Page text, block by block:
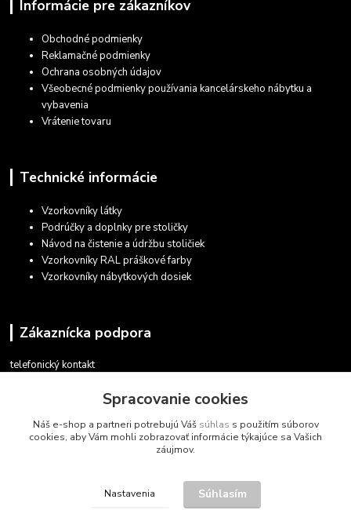
Informácie pre zákazníkov
Obchodné podmienky
Reklamačné podmienky
Ochrana osobných údajov
Všeobecné podmienky používania kancelárskeho nábytku a
vybavenia
Vrátenie tovaru
Technické informácie
Vzorkovníky látky
Podrúčky a doplnky pre stoličky
Návod na čistenie a údržbu stoličiek
Vzorkovníky RAL práškové farby
Vzorkovníky nábytkových dosiek
Zákaznícka podpora
telefonický kontakt
v pracovných dňoch 08.30 - 16.00
obchod@marketsk.sk
Spracovanie cookies
Náš e-shop a partneri potrebujú Váš súhlas s použitím súborov
cookies, aby Vám mohli zobrazovať informácie týkajúce sa Vašich
záujmov.
Nastavenia Súhlasím